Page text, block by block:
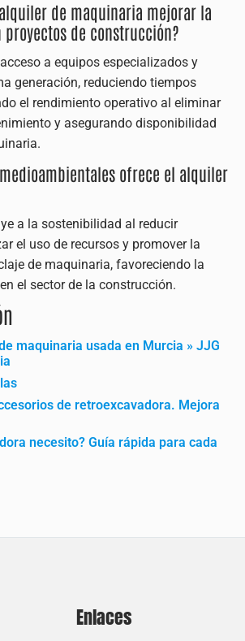
de maquinaria mejorar la
de construcción?
a equipos especializados y
generación, reduciendo tiempos
el rendimiento operativo al eliminar
y asegurando disponibilidad
ofrece el alquiler
a la sostenibilidad al reducir
el uso de recursos y promover la
de maquinaria, favoreciendo la
el sector de la construcción.
maquinaria usada en Murcia » JJG
de retroexcavadora. Mejora
necesito? Guía rápida para cada
Enlaces